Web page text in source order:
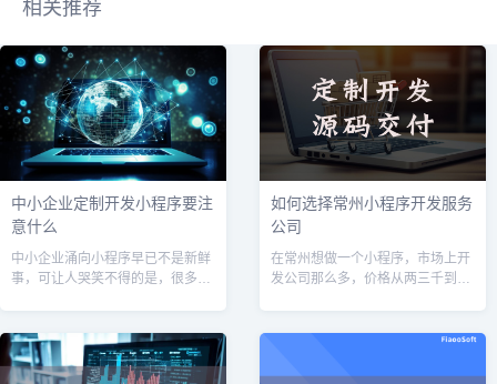
相关推荐
中小企业定制开发小程序要注
意什么
中小企业涌向小程序早已不是新鲜
事，可让人哭笑不得的是，很多老
设”。问题往往不出在技术，而出在
决策和认知
如何选择常州小程序开发服务
公司
在常州想做一个小程序，市场上开
发公司那么多，价格从两三千到两
和创业者，也踩过一些坑，今天就